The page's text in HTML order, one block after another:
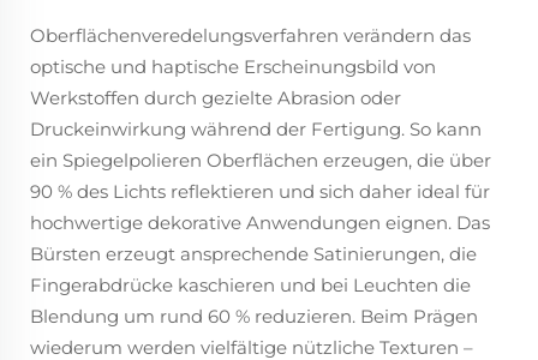
Oberflächenveredelungsverfahren verändern das
optische und haptische Erscheinungsbild von
Werkstoffen durch gezielte Abrasion oder
Druckeinwirkung während der Fertigung. So kann
ein Spiegelpolieren Oberflächen erzeugen, die über
90 % des Lichts reflektieren und sich daher ideal für
hochwertige dekorative Anwendungen eignen. Das
Bürsten erzeugt ansprechende Satinierungen, die
Fingerabdrücke kaschieren und bei Leuchten die
Blendung um rund 60 % reduzieren. Beim Prägen
wiederum werden vielfältige nützliche Texturen –